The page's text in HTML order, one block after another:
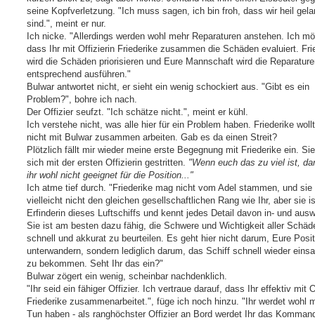
seine Kopfverletzung. "Ich muss sagen, ich bin froh, dass wir heil
sind.", meint er nur.
Ich nicke. "Allerdings werden wohl mehr Reparaturen anstehen. Ich
dass Ihr mit Offizierin Friederike zusammen die Schäden evaluiert.
wird die Schäden priorisieren und Eure Mannschaft wird die
entsprechend ausführen."
Bulwar antwortet nicht, er sieht ein wenig schockiert aus. "Gibt es ein
Problem?", bohre ich nach.
Der Offizier seufzt. "Ich schätze nicht.", meint er kühl.
Ich verstehe nicht, was alle hier für ein Problem haben. Friederike
nicht mit Bulwar zusammen arbeiten. Gab es da einen Streit?
Plötzlich fällt mir wieder meine erste Begegnung mit Friederike ein.
sich mit der ersten Offizierin gestritten. "Wenn euch das zu viel ist,
ihr wohl nicht geeignet für die Position..."
Ich atme tief durch. "Friederike mag nicht vom Adel stammen, und sie
vielleicht nicht den gleichen gesellschaftlichen Rang wie Ihr, aber sie
Erfinderin dieses Luftschiffs und kennt jedes Detail davon in- und
Sie ist am besten dazu fähig, die Schwere und Wichtigkeit aller
schnell und akkurat zu beurteilen. Es geht hier nicht darum, Eure
unterwandern, sondern lediglich darum, das Schiff schnell wieder
zu bekommen. Seht Ihr das ein?"
Bulwar zögert ein wenig, scheinbar nachdenklich.
"Ihr seid ein fähiger Offizier. Ich vertraue darauf, dass Ihr effektiv mit
Friederike zusammenarbeitet.", füge ich noch hinzu. "Ihr werdet wohl
Tun haben - als ranghöchster Offizier an Bord werdet Ihr das